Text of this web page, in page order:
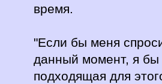
время.
"Если бы меня
данный момент, я бы
подходящая для